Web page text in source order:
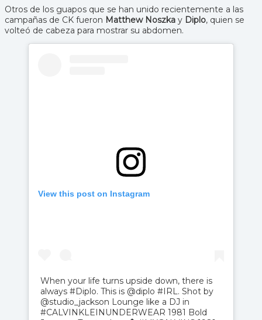
Otros de los guapos que se han unido recientemente a las
campañas de CK fueron Matthew Noszka y Diplo, quien se
volteó de cabeza para mostrar su abdomen.
View this post on Instagram
When your life turns upside down, there is
always #Diplo. This is @diplo #IRL. Shot by
@studio_jackson Lounge like a DJ in
#CALVINKLEINUNDERWEAR 1981 Bold